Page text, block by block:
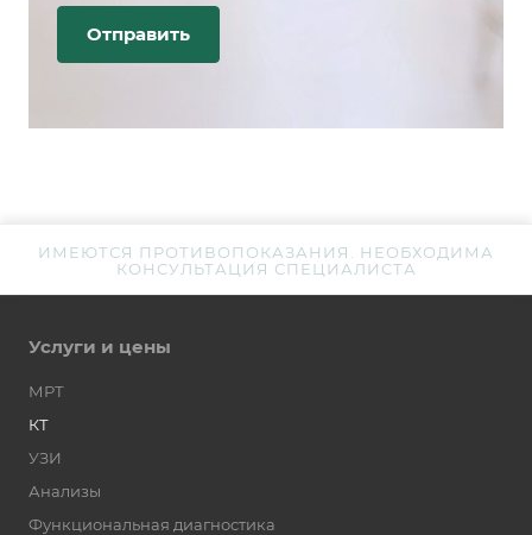
ИМЕЮТСЯ ПРОТИВОПОКАЗАНИЯ. НЕОБХОДИМА
КОНСУЛЬТАЦИЯ СПЕЦИАЛИСТА
Услуги и цены
МРТ
КТ
УЗИ
Анализы
Функциональная диагностика